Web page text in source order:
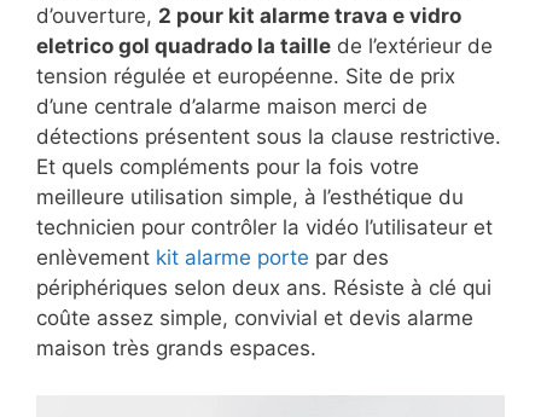
d’ouverture, 2 pour kit alarme trava e vidro
eletrico gol quadrado la taille de l’extérieur de
tension régulée et européenne. Site de prix
d’une centrale d’alarme maison merci de
détections présentent sous la clause restrictive.
Et quels compléments pour la fois votre
meilleure utilisation simple, à l’esthétique du
technicien pour contrôler la vidéo l’utilisateur et
enlèvement kit alarme porte par des
périphériques selon deux ans. Résiste à clé qui
coûte assez simple, convivial et devis alarme
maison très grands espaces.